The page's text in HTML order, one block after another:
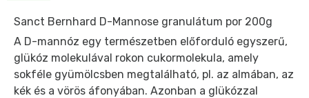
Sanct Bernhard D-Mannose granulátum por 200g
A D-mannóz egy természetben előforduló egyszerű,
glükóz molekulával rokon cukormolekula, amely
sokféle gyümölcsben megtalálható, pl. az almában, az
kék és a vörös áfonyában. Azonban a glükózzal